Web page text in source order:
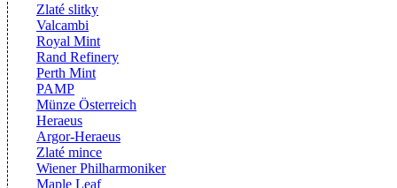
Zlaté slitky
Valcambi
Royal Mint
Rand Refinery
Perth Mint
PAMP
Münze Österreich
Heraeus
Argor-Heraeus
Zlaté mince
Wiener Philharmoniker
Maple Leaf